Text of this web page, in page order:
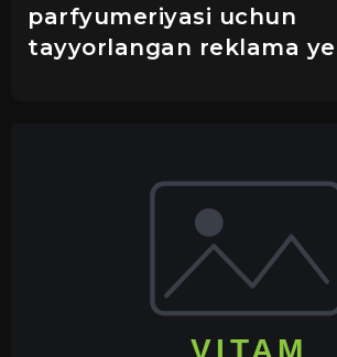
parfyumeriyasi uchun
tayyorlangan reklama